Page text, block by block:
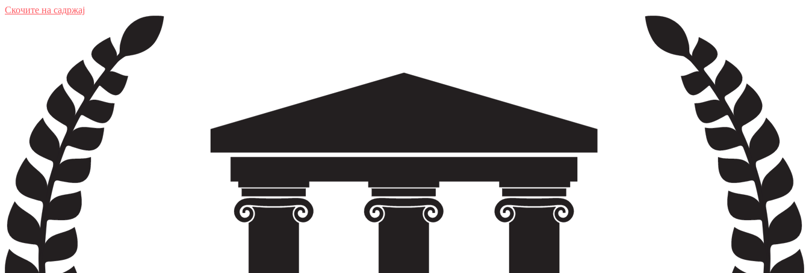
Скочите на садржај